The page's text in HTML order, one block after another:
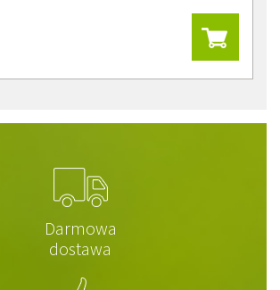
Darmowa
dostawa